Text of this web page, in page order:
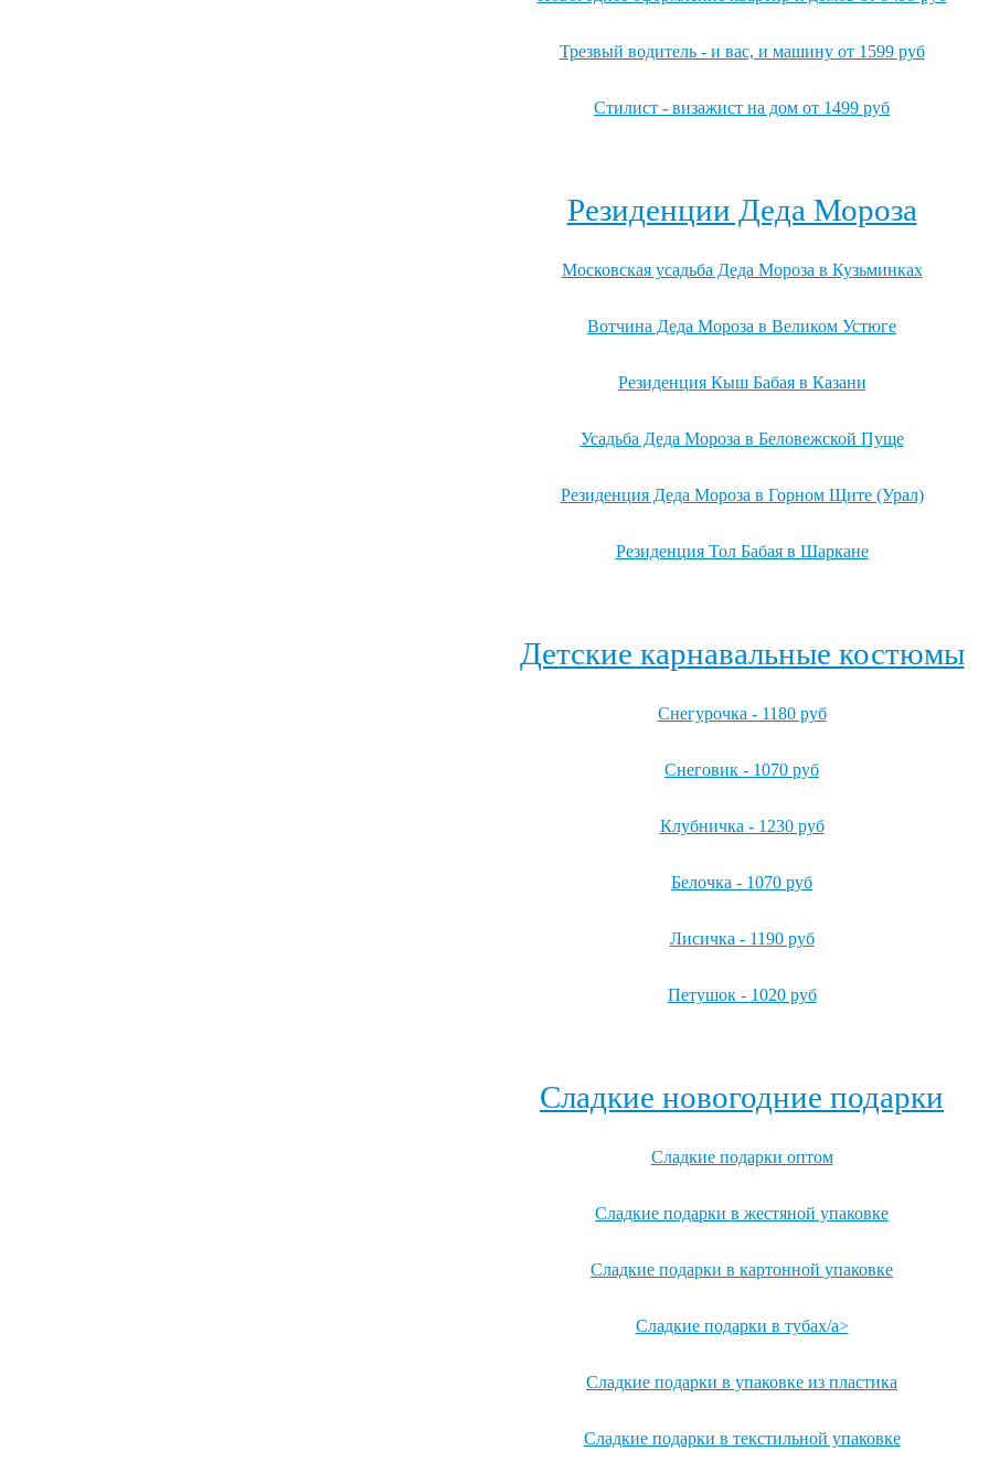
Трезвый водитель - и вас, и машину от 1599 руб
Стилист - визажист на дом от 1499 руб
Резиденции Деда Мороза
Московская усадьба Деда Мороза в Кузьминках
Вотчина Деда Мороза в Великом Устюге
Резиденция Кыш Бабая в Казани
Усадьба Деда Мороза в Беловежской Пуще
Резиденция Деда Мороза в Горном Щите (Урал)
Резиденция Тол Бабая в Шаркане
Детские карнавальные костюмы
Снегурочка - 1180 руб
Снеговик - 1070 руб
Клубничка - 1230 руб
Белочка - 1070 руб
Лисичка - 1190 руб
Петушок - 1020 руб
Сладкие новогодние подарки
Сладкие подарки оптом
Сладкие подарки в жестяной упаковке
Сладкие подарки в картонной упаковке
Сладкие подарки в тубах/a>
Сладкие подарки в упаковке из пластика
Сладкие подарки в текстильной упаковке